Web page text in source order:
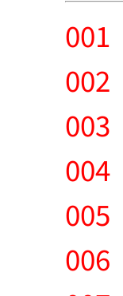
001
002
003
004
005
006